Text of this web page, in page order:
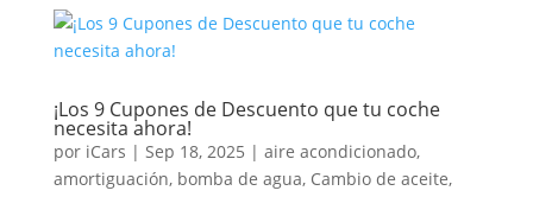
¡Los 9 Cupones de Descuento que tu coche
necesita ahora!
por iCars | Sep 18, 2025 | aire acondicionado,
amortiguación, bomba de agua, Cambio de aceite,